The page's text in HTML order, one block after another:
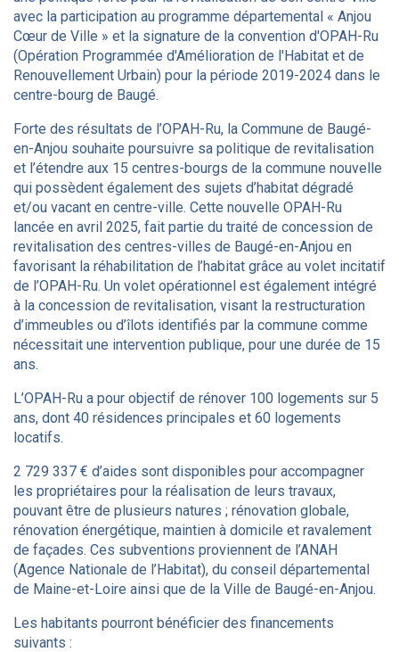
avec la participation au programme départemental « Anjou
Cœur de Ville » et la signature de la convention d'OPAH-Ru
(Opération Programmée d'Amélioration de l'Habitat et de
Renouvellement Urbain) pour la période 2019-2024 dans le
centre-bourg de Baugé.
Forte des résultats de l’OPAH-Ru, la Commune de Baugé-
en-Anjou souhaite poursuivre sa politique de revitalisation
et l’étendre aux 15 centres-bourgs de la commune nouvelle
qui possèdent également des sujets d’habitat dégradé
et/ou vacant en centre-ville. Cette nouvelle OPAH-Ru
lancée en avril 2025, fait partie du traité de concession de
revitalisation des centres-villes de Baugé-en-Anjou en
favorisant la réhabilitation de l’habitat grâce au volet incitatif
de l’OPAH-Ru. Un volet opérationnel est également intégré
à la concession de revitalisation, visant la restructuration
d’immeubles ou d’îlots identifiés par la commune comme
nécessitait une intervention publique, pour une durée de 15
ans.
L’OPAH-Ru a pour objectif de rénover 100 logements sur 5
ans, dont 40 résidences principales et 60 logements
locatifs.
2 729 337 € d’aides sont disponibles pour accompagner
les propriétaires pour la réalisation de leurs travaux,
pouvant être de plusieurs natures ; rénovation globale,
rénovation énergétique, maintien à domicile et ravalement
de façades. Ces subventions proviennent de l’ANAH
(Agence Nationale de l’Habitat), du conseil départemental
de Maine-et-Loire ainsi que de la Ville de Baugé-en-Anjou.
Les habitants pourront bénéficier des financements
suivants :